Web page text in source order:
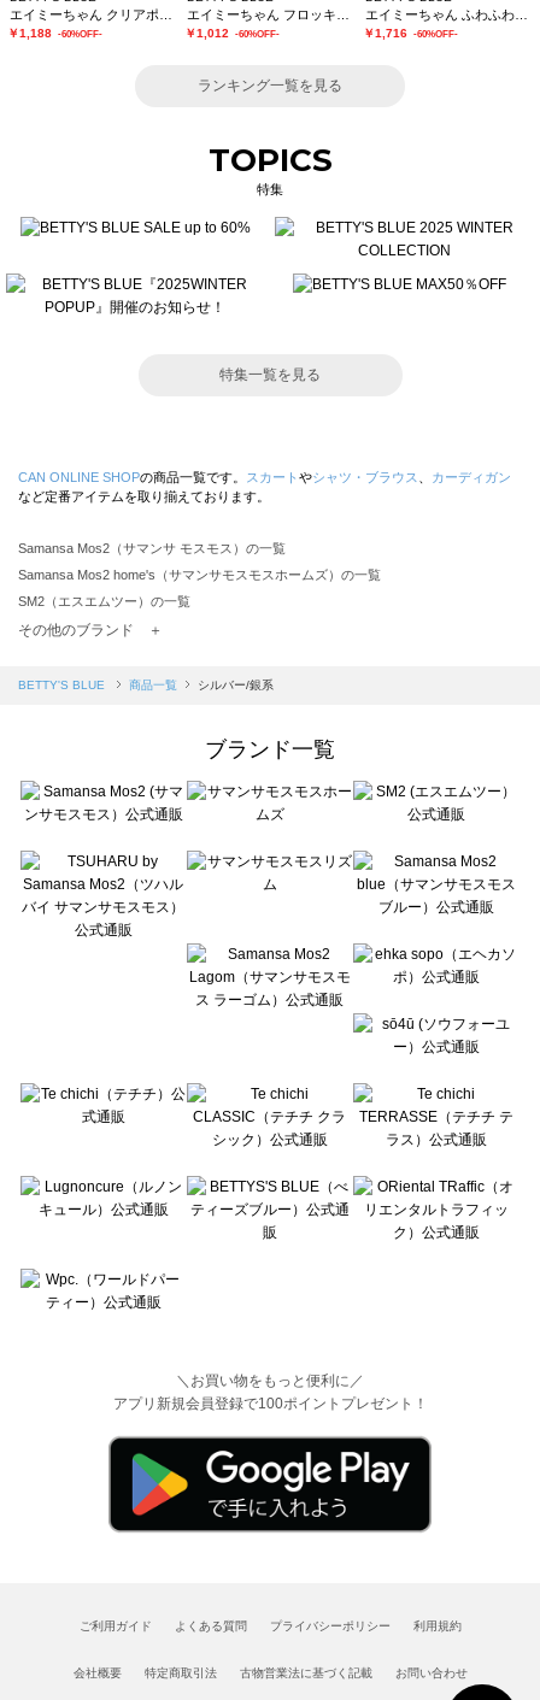
￥1,188 -60%OFF- ￥1,012 -60%OFF-
エイミーちゃん ふわふわショルダーバッグ
￥1,716 -60%OFF-
ランキング一覧を見る
TOPICS
特集
特集一覧を見る
CAN ONLINE SHOPの商品一覧です。 スカート やシャツ・ブラウス
カーディガン
など定番アイテムを取り揃えております。
Samansa Mos2（サマンサ モスモス）の一覧
Samansa Mos2 home's（サマンサモスモスホームズ）の一覧
SM2（エスエムツー）の一覧
TSUHARU by Samansa Mos2（ツハルバイサマンサモスモス）の一覧
Samansa Mos2 blue（サマンサモスモス ブルー）の一覧
Te chichi（テチチ）の一覧
Te chichi CLASSIC（テチチ クラシック）の一覧
Lugnoncure（ルノンキュール）の一覧
BETTY'S BLUE（べティーズブルー）の一覧
Wpc.（ワールドパーティー）の一覧
その他のブランド ＋
BETTY'S BLUE 商品一覧 シルバー/銀系
ブランド一覧
＼お買い物をもっと便利に／
アプリ新規会員登録で100ポイントプレゼント！
ご利用ガイド よくある質問 プライバシーポリシー 利用規約
会社概要 特定商取引法 古物営業法に基づく記載 お問い合わせ